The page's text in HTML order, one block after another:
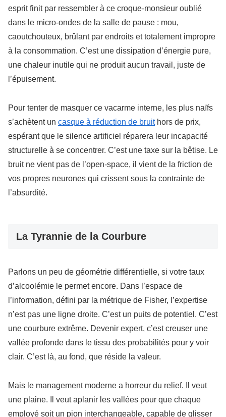
esprit finit par ressembler à ce croque-monsieur oublié
dans le micro-ondes de la salle de pause : mou,
caoutchouteux, brûlant par endroits et totalement impropre
à la consommation. C’est une dissipation d’énergie pure,
une chaleur inutile qui ne produit aucun travail, juste de
l’épuisement.
Pour tenter de masquer ce vacarme interne, les plus naïfs
s’achètent un casque à réduction de bruithors de prix,
espérant que le silence artificiel réparera leur incapacité
structurelle à se concentrer. C’est une taxe sur la bêtise. Le
bruit ne vient pas de l’open-space, il vient de la friction de
vos propres neurones qui crissent sous la contrainte de
l’absurdité.
La Tyrannie de la Courbure
Parlons un peu de géométrie différentielle, si votre taux
d’alcoolémie le permet encore. Dans l’espace de
l’information, défini par la métrique de Fisher, l’expertise
n’est pas une ligne droite. C’est un puits de potentiel. C’est
une courbure extrême. Devenir expert, c’est creuser une
vallée profonde dans le tissu des probabilités pour y voir
clair. C’est là, au fond, que réside la valeur.
Mais le management moderne a horreur du relief. Il veut
une plaine. Il veut aplanir les vallées pour que chaque
employé soit un pion interchangeable, capable de glisser